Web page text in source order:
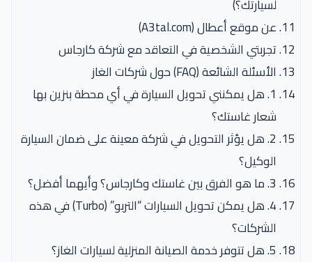
لسيارتك؟)
عن موقع أعطال (A3tal.com)
تجربتي الشخصية في التعاقد مع شركة كارجاس
الأسئلة الشائعة (FAQ) حول شركات الغاز
1. هل يمكنني تحويل السيارة في أي محطة بنزين بها
شعار غاستك؟
2. هل يؤثر التحويل في شركة معينة على ضمان السيارة
الوكيل؟
3. ما هو الفرق بين غاستك وكارجاس؟ وأيهما أفضل؟
4. هل يمكن تحويل السيارات “التربو” (Turbo) في هذه
الشركات؟
5. هل تتوفر خدمة الصيانة المنزلية لسيارات الغاز؟